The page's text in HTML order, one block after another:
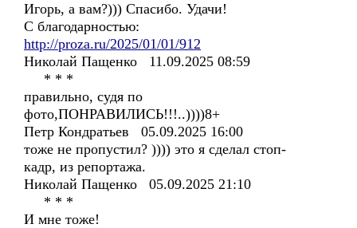
Игорь, а вам?))) Спасибо. Удачи!
С благодарностью:
http://proza.ru/2025/01/01/912
Николай Пащенко 11.09.2025 08:59
* * *
правильно, судя по
фото,ПОНРАВИЛИСЬ!!!..))))8+
Петр Кондратьев 05.09.2025 16:00
тоже не пропустил? )))) это я сделал стоп-
кадр, из репортажа.
Николай Пащенко 05.09.2025 21:10
* * *
И мне тоже!